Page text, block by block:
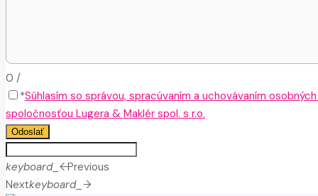
0 /
*Súhlasím so správou, spracúvaním a uchovávaním
spoločnosťou Lugera & Maklér spol. s r.o.
Odoslať
keyboard_arrow_leftPrevious
Nextkeyboard_arrow_right